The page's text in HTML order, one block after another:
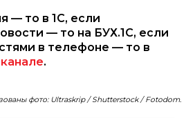
— то в 1С, если
— то на БУХ.1С, если
в телефоне — то в
.
фото: Ultraskrip / Shutterstock / Fotodom.